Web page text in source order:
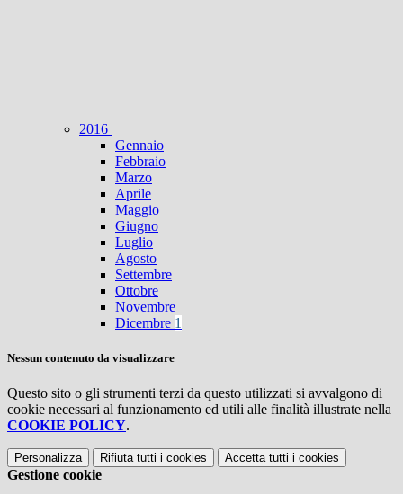
2016
Gennaio
Febbraio
Marzo
Aprile
Maggio
Giugno
Luglio
Agosto
Settembre
Ottobre
Novembre
Dicembre 1
Nessun contenuto da visualizzare
Questo sito o gli strumenti terzi da questo utilizzati si avvalgono di
cookie necessari al funzionamento ed utili alle finalità illustrate nella
COOKIE POLICY.
Personalizza Rifiuta tutti i cookies Accetta tutti i cookies
Gestione cookie